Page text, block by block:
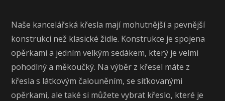
Naše kancelářská křesla mají mohutnější a pevnější
konstrukci než klasické židle. Konstrukce je spojena
opěrkami a jedním velkým sedákem, který je velmi
pohodlný a měkoučký. Na výběr z křesel máte z
křesla s látkovým čalouněním, se síťkovanými
opěrkami, ale také si můžete vybrat křeslo, které je